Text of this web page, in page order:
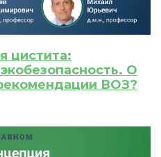
цистита:
О
ВОЗ?